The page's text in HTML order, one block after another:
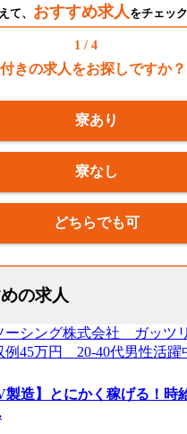
て、 おすすめ求人をチェッ
1 / 4
きの求人をお探しですか？
寮あり
寮なし
どちらでも可
の求人
製造】とにかく稼げる！時